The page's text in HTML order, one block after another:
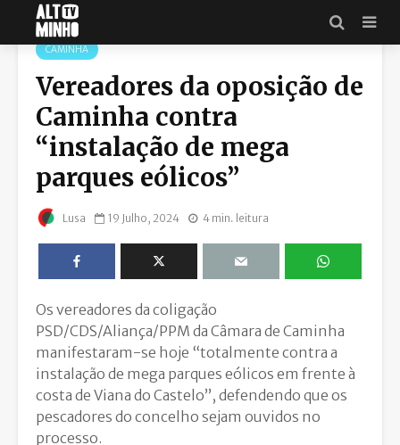
CAMINHA
Vereadores da oposição de
Caminha contra
“instalação de mega
parques eólicos”
Lusa 19 Julho, 2024 4 min. leitura
Os vereadores da coligação
PSD/CDS/Aliança/PPM da Câmara de Caminha
manifestaram-se hoje “totalmente contra a
instalação de mega parques eólicos em frente à
costa de Viana do Castelo”, defendendo que os
pescadores do concelho sejam ouvidos no
processo.